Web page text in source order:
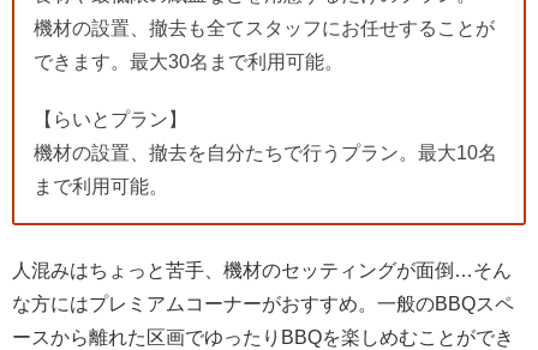
機材の設置、撤去も全てスタッフにお任せすることが
できます。最大30名まで利用可能。
【らいとプラン】
機材の設置、撤去を自分たちで行うプラン。最大10名
まで利用可能。
人混みはちょっと苦手、機材のセッティングが面倒…そん
な方にはプレミアムコーナーがおすすめ。一般のBBQスペ
ースから離れた区画でゆったりBBQを楽しめむことができ